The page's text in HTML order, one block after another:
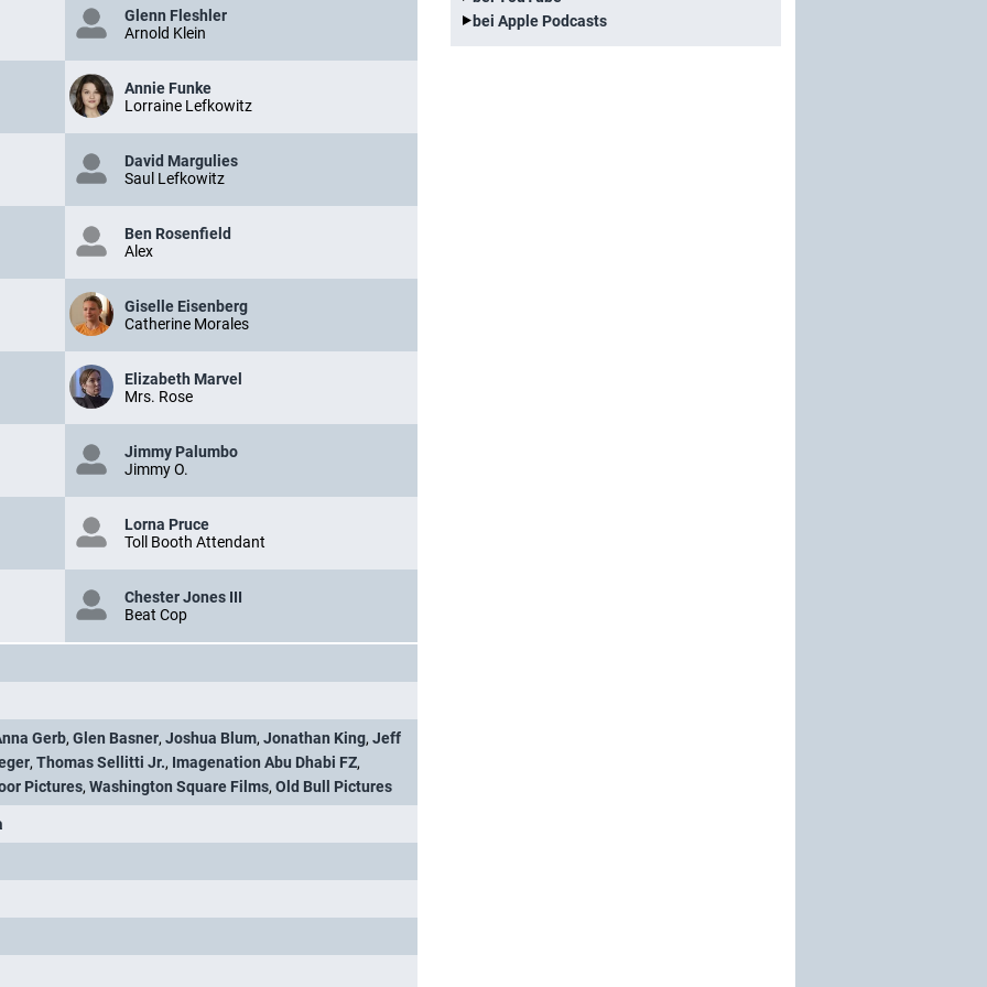
Glenn Fleshler
Arnold Klein
Annie Funke
Lorraine Lefkowitz
David Margulies
Saul Lefkowitz
Ben Rosenfield
Alex
Giselle Eisenberg
Catherine Morales
Elizabeth Marvel
Mrs. Rose
Jimmy Palumbo
Jimmy O.
Lorna Pruce
Toll Booth Attendant
Chester Jones III
Beat Cop
Gerb, Glen Basner, Joshua Blum, Jonathan King, Jeff
, Thomas Sellitti Jr., Imagenation Abu Dhabi FZ,
Pictures, Washington Square Films, Old Bull Pictures
bei Apple Podcasts